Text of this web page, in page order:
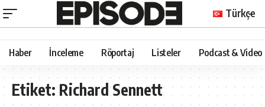
Türkçe
Haber İnceleme Röportaj Listeler Podcast & Video
Etiket:Richard Sennett